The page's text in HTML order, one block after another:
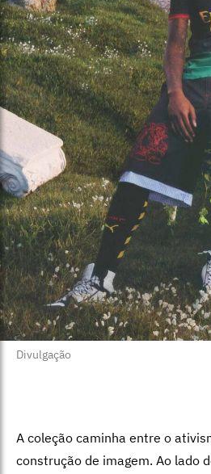
Divulgação
A coleção caminha entre o
construção de imagem. Ao lado